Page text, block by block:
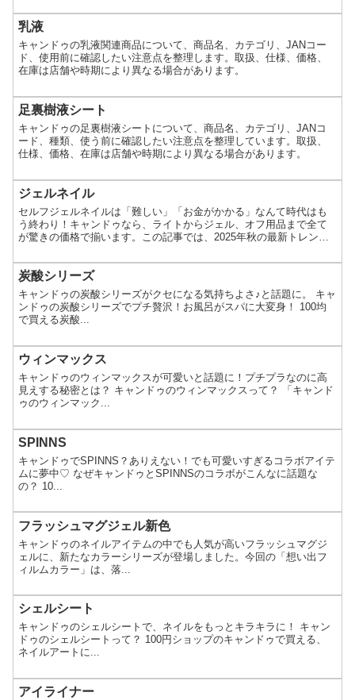
乳液
キャンドゥの乳液関連商品について、商品名、カテゴリ、JANコー
ド、使用前に確認したい注意点を整理します。取扱、仕様、価格、
在庫は店舗や時期により異なる場合があります。
足裏樹液シート
キャンドゥの足裏樹液シートについて、商品名、カテゴリ、JANコ
ード、種類、使う前に確認したい注意点を整理しています。取扱、
仕様、価格、在庫は店舗や時期により異なる場合があります。
ジェルネイル
セルフジェルネイルは「難しい」「お金がかかる」なんて時代はも
う終わり！キャンドゥなら、ライトからジェル、オフ用品まで全て
が驚きの価格で揃います。この記事では、2025年秋の最新トレンド
心者でも失敗しない基本のやり方までを徹底解説。110円から始め
る、サロン級の指先を手に入れませんか。
炭酸シリーズ
キャンドゥの炭酸シリーズがクセになる気持ちよさ♪と話題に。 キャ
ンドゥの炭酸シリーズでプチ贅沢！お風呂がスパに大変身！ 100均
で買える炭酸...
ウィンマックス
キャンドゥのウィンマックスが可愛いと話題に！プチプラなのに高
見えする秘密とは？ キャンドゥのウィンマックスって？ 「キャンド
ゥのウィンマック...
SPINNS
キャンドゥでSPINNS？ありえない！でも可愛いすぎるコラボアイテ
ムに夢中♡ なぜキャンドゥとSPINNSのコラボがこんなに話題な
の？ 10...
フラッシュマグジェル新色
キャンドゥのネイルアイテムの中でも人気が高いフラッシュマグジ
ェルに、新たなカラーシリーズが登場しました。今回の「想い出フ
ィルムカラー」は、落...
シェルシート
キャンドゥのシェルシートで、ネイルをもっとキラキラに！ キャン
ドゥのシェルシートって？ 100円ショップのキャンドゥで買える、
ネイルアートに...
アイライナー